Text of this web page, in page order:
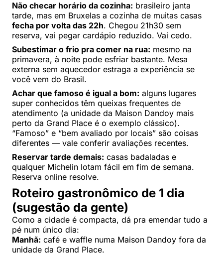
Não checar horário da cozinha: brasileiro janta
tarde, mas em Bruxelas a cozinha de muitas casas
fecha por volta das 22h. Chegou 21h30 sem
reserva, vai pegar cardápio reduzido. Vai cedo.
Subestimar o frio pra comer na rua: mesmo na
primavera, à noite pode esfriar bastante. Mesa
externa sem aquecedor estraga a experiência se
você vem do Brasil.
Achar que famoso é igual a bom: alguns lugares
super conhecidos têm queixas frequentes de
atendimento (a unidade da Maison Dandoy mais
perto da Grand Place é o exemplo clássico).
“Famoso” e “bem avaliado por locais” são coisas
diferentes — vale conferir avaliações recentes.
Reservar tarde demais: casas badaladas e
qualquer Michelin lotam fácil em fim de semana.
Reserva online resolve.
Roteiro gastronômico de 1 dia
(sugestão da gente)
Como a cidade é compacta, dá pra emendar tudo a
pé num único dia:
Manhã: café e waffle numa Maison Dandoy fora da
unidade da Grand Place.